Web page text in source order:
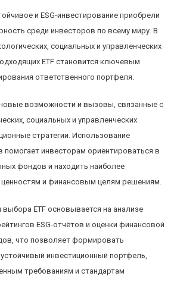
и ESG-инвестирование приобрели
среди инвесторов по всему миру. В
социальных и управленческих
ETF становится ключевым
ответственного портфеля.
новые возможности и вызовы, связанные с
социальных и управленческих
стратегии. Использование
помогает инвесторам ориентироваться в
фондов и находить наиболее
и финансовым целям решениям.
выбора ETF основывается на анализе
ESG-отчётов и оценки финансовой
что позволяет формировать
инвестиционный портфель,
требованиям и стандартам